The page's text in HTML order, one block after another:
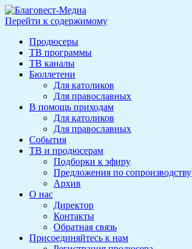
Перейти к содержимому
Продюсеры
ТВ программы
ТВ каналы
Бюллетени
Для католиков
Для православных
В помощь приходам
Для католиков
Для православных
События
ТВ и продюсерам
Подборки к эфиру
Предложения по сопроизводству
Архив
О нас
Директор
Контакты
Обратная связь
Присоединяйтесь к нам